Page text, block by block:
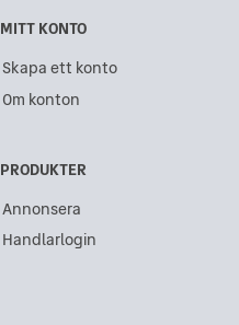
MITT KONTO
Skapa ett konto
Om konton
PRODUKTER
Annonsera
Handlarlogin